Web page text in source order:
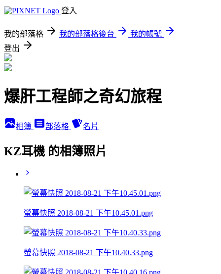
登入
我的部落格 我的部落格後台
我的帳號
登出
爆肝工程師之奇幻旅程
相簿 部落格 名片
KZ耳機 的相簿照片
螢幕快照 2018-08-21 下午10.45.01.png
螢幕快照 2018-08-21 下午10.40.33.png